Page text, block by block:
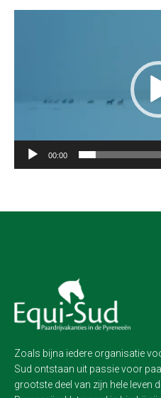
00:00
Zoals bijna iedere organisatie
Sud ontstaan uit passie voor
grootste deel van zijn hele leven